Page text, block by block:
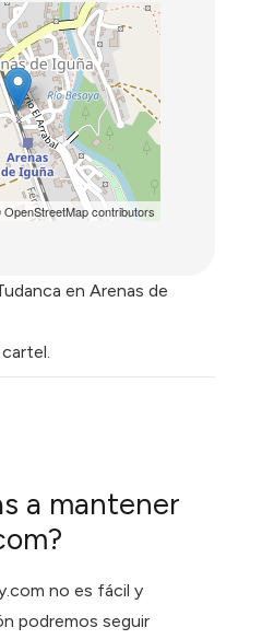
OpenStreetMapcontributors
en Arenas de
a mantener
no es fácil y
podremos seguir